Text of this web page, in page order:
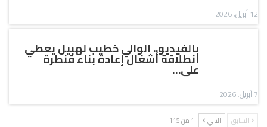
12 أبريل, 2026
بالفيديو.. الوالي خطيب لهبيل يعطي
انطلاقة أشغال إعادة بناء قنطرة
على…
7 أبريل, 2026
السابق التالي 1 من 115